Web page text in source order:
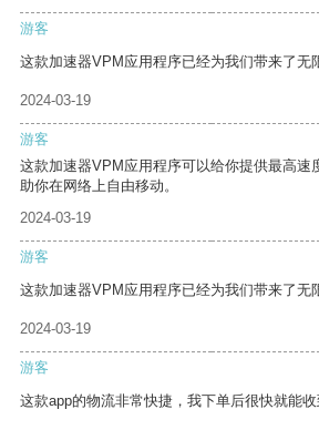
游客
这款加速器VPM应用程序已经为我们带来了无
2024-03-19
游客
这款加速器VPM应用程序可以给你提供最高速
助你在网络上自由移动。
2024-03-19
游客
这款加速器VPM应用程序已经为我们带来了无
2024-03-19
游客
这款app的物流非常快捷，我下单后很快就能收